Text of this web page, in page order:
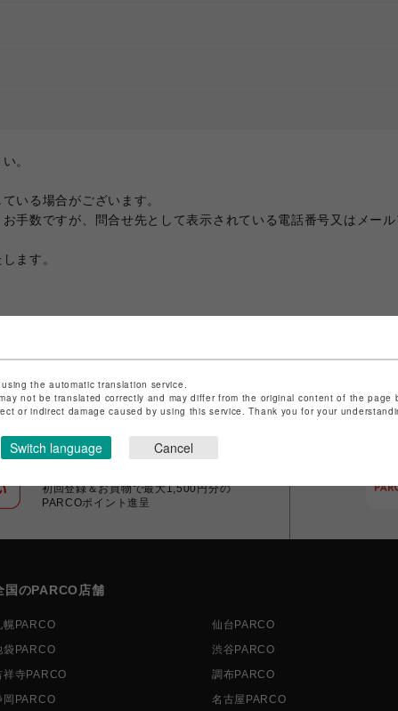
。
いる場合がございます。
手数ですが、問合せ先として表示されている電話番号又はメール
ます。
初回登録＆お買物で最大1,500円分の
PARCOポイント進呈
国のPARCO店舗
幌PARCO 仙台PARCO
袋PARCO
渋谷PARCO
祥寺PARCO
調布PARCO
岡PARCO
名古屋PARCO
the automatic translation service.
not be translated correctly and may differ from the original content of the page
or indirect damage caused by using this service. Thank you for your
Switch language Cancel